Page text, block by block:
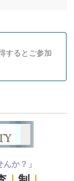
するとご参加
か？」